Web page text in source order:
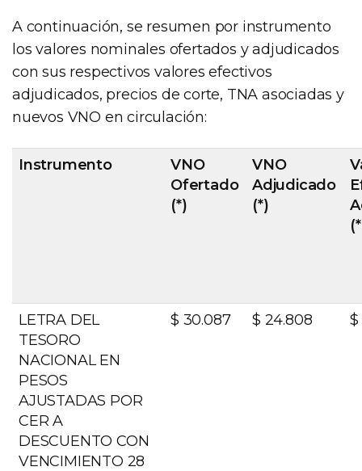
A continuación, se resumen por instrumento
los valores nominales ofertados y adjudicados
con sus respectivos valores efectivos
adjudicados, precios de corte, TNA asociadas y
nuevos VNO en circulación:
Instrumento
VNO
Ofertado
(*)
VNO
Adjudicado
(*)
LETRA DEL
TESORO
NACIONAL EN
PESOS
AJUSTADAS POR
CER A
DESCUENTO CON
VENCIMIENTO 28
$ 30.087 $ 24.808 $